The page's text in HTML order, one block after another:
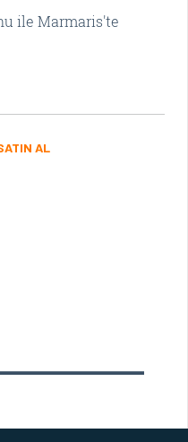
ile Marmaris'te
AL